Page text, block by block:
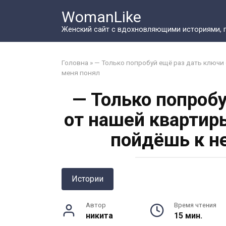
WomanLike
Женский сайт с вдохновляющими историями,
Головна » — Только попробуй ещё раз дать
меня понял
— Только
от нашей
пойдёшь к
Истории
Автор
никита
Время чтения
15 мин.